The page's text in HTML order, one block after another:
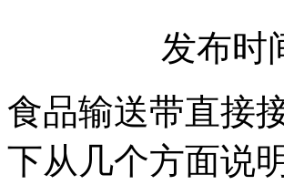
发布时
食品输送带直接
下从几个方面说